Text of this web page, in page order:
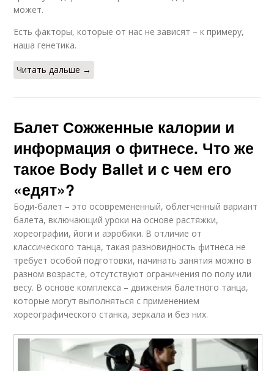
может.
Есть факторы, которые от нас не зависят – к примеру,
наша генетика.
Читать дальше →
Балет Сожженные калории и
информация о фитнесе. Что же
такое Body Ballet и с чем его
«едят»?
Боди-балет – это осовремененный, облегченный вариант
балета, включающий уроки на основе растяжки,
хореографии, йоги и аэробики. В отличие от
классического танца, такая разновидность фитнеса не
требует особой подготовки, начинать занятия можно в
разном возрасте, отсутствуют ограничения по полу или
весу. В основе комплекса – движения балетного танца,
которые могут выполняться с применением
хореографического станка, зеркала и без них.